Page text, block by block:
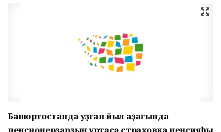
Башҡортостанда уҙған йыл аҙағында